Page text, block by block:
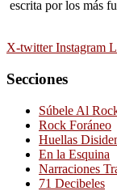
escrita por los más
X-twitter Instagram
Secciones
Súbele Al
Rock Foráneo
Huellas
En la Esquina
Narraciones
71 Decibeles